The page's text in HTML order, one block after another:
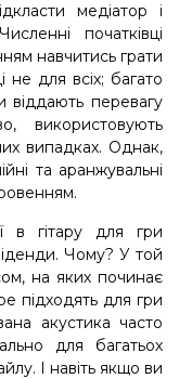
медіатор і
початківці
навчитись грати
не для всіх; багато
віддають перевагу
використовують
випадках. Однак,
та аранжувальні
в гітару для гри
Чому? У той
на яких починає
підходять для гри
акустика часто
для багатьох
І навіть якщо ви